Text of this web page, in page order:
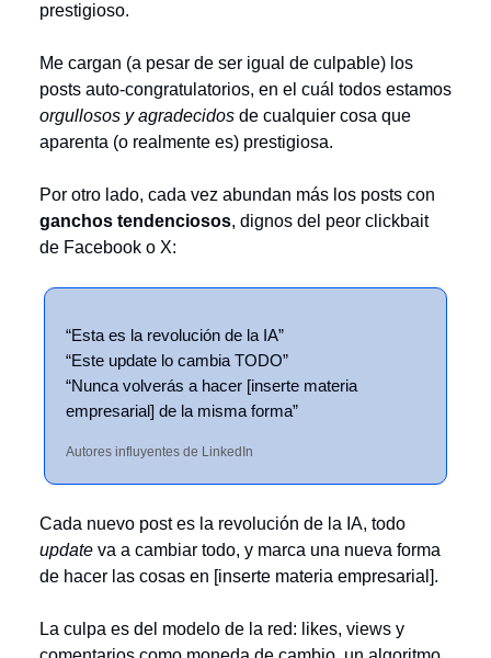
prestigioso.
Me cargan (a pesar de ser igual de culpable) los
posts auto-congratulatorios, en el cuál todos estamos
orgullosos y agradecidos de cualquier cosa que
aparenta (o realmente es) prestigiosa.
Por otro lado, cada vez abundan más los posts con
ganchos tendenciosos, dignos del peor clickbait
de Facebook o X:
“Esta es la revolución de la IA”
“Este update lo cambia TODO”
“Nunca volverás a hacer [inserte materia
empresarial] de la misma forma”
Autores influyentes de LinkedIn
Cada nuevo post es la revolución de la IA, todo
update va a cambiar todo, y marca una nueva forma
de hacer las cosas en [inserte materia empresarial].
La culpa es del modelo de la red: likes, views y